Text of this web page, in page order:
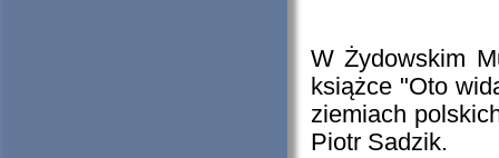
W Żydowskim
książce "Oto
ziemiach
Piotr Sadzik.